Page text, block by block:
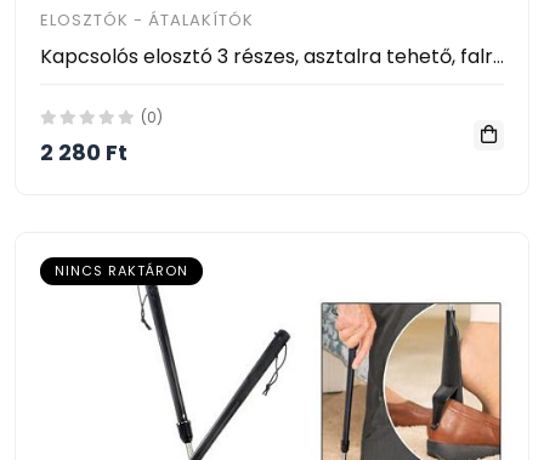
ELOSZTÓK - ÁTALAKÍTÓK
Kapcsolós elosztó 3 részes, asztalra tehető, falra akasztható USB-hubbal ( 2 x USB )
(0)
2 280 Ft
NINCS RAKTÁRON